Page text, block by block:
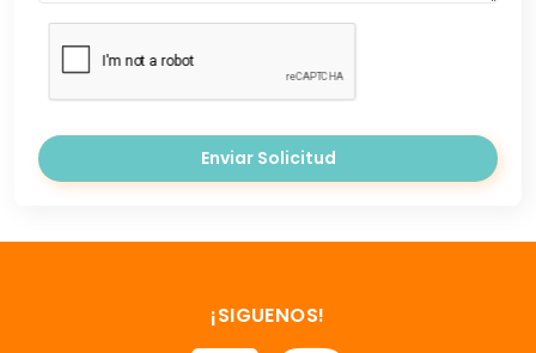
Enviar Solicitud
¡SIGUENOS!